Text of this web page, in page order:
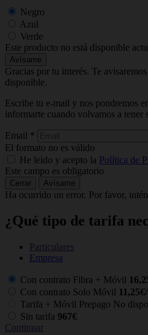
Negro
Azul
Verde
Este producto no está disponible
Avísame
Gracias por tu interés. Te
disponible.
Escribe tu e-mail y nos pondremos
informarte cuando volvamos a tener
Email *
El formato no es válido
He leído y acepto la Política de
Este campo es obligatorio
Cerrar Avísame
Ha ocurrido un error. Por favor,
¿Qué tipo de tarifa
Particulares
Empresa
Con contrato Fibra + Móvil
Con contrato Solo Móvil
Tarifa + Móvil Prepago No
Sin tarifa 967€
Continuar